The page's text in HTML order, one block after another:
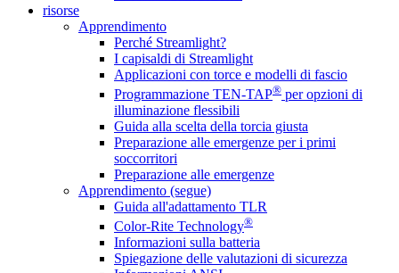
risorse
Apprendimento
Perché Streamlight?
I capisaldi di Streamlight
Applicazioni con torce e modelli di fascio
Programmazione TEN-TAP® per opzioni di
illuminazione flessibili
Guida alla scelta della torcia giusta
Preparazione alle emergenze per i primi
soccorritori
Preparazione alle emergenze
Apprendimento (segue)
Guida all'adattamento TLR
Color-Rite Technology®
Informazioni sulla batteria
Spiegazione delle valutazioni di sicurezza